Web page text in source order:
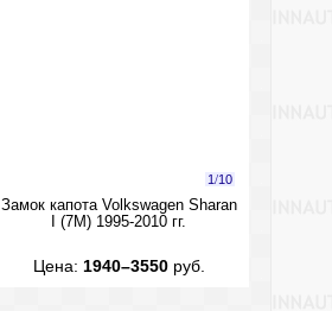
1/10
Замок капота Volkswagen Sharan
I (7M) 1995-2010 гг.
Цена: 1940–3550руб.